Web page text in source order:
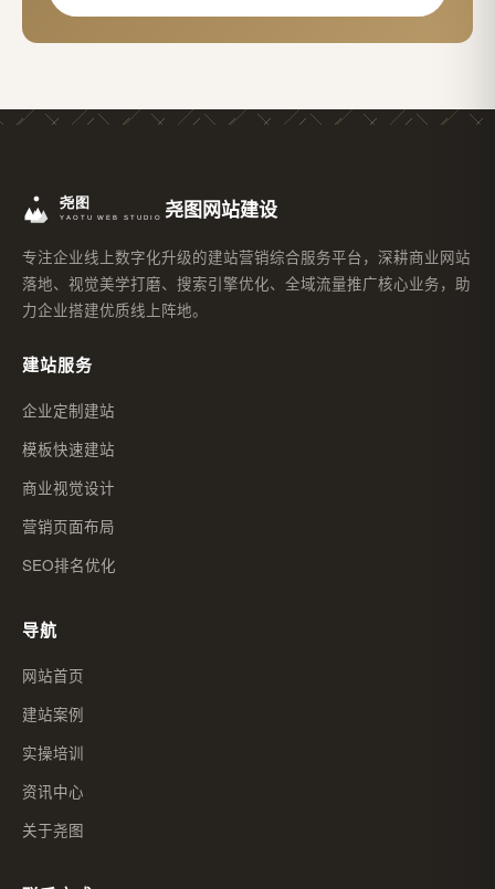
尧图网站建设
专注企业线上数字化升级的建站营销综合服务平台，深耕商业网站
落地、视觉美学打磨、搜索引擎优化、全域流量推广核心业务，助
力企业搭建优质线上阵地。
建站服务
企业定制建站
模板快速建站
商业视觉设计
营销页面布局
SEO排名优化
导航
网站首页
建站案例
实操培训
资讯中心
关于尧图